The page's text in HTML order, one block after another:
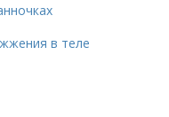
в теле